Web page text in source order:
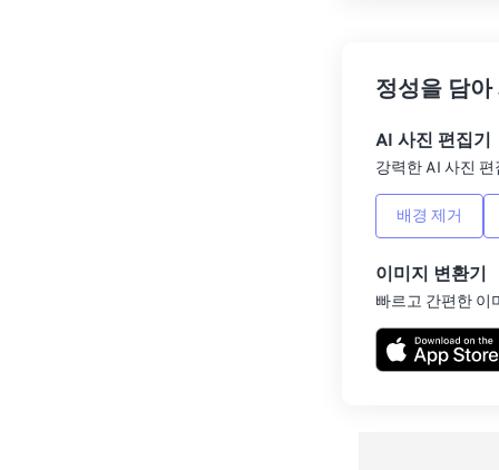
정성을 담
AI 사진 편집기
강력한 AI 사진
배경 제거
이미지 변환기
빠르고 간편한 이